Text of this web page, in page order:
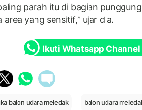
parah itu di bagian
area yang sensitif,” ujar dia.
Ikuti Whatsapp Channel
balon udara meledak balon udara